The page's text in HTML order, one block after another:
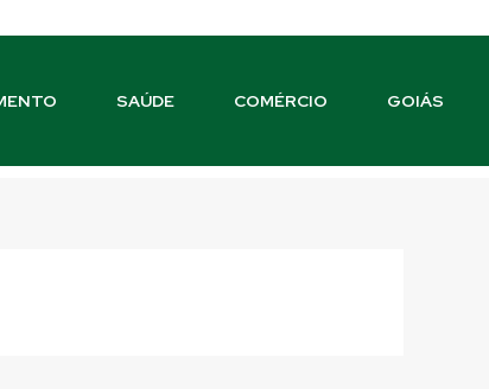
SAÚDE COMÉRCIO GOIÁS